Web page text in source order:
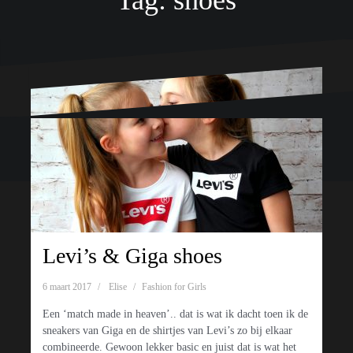
Levi’s & Giga shoes
6 maart 2017 Elise Fashion for Girls
Een ‘match made in heaven’.. dat is wat ik dacht toen ik de
sneakers van Giga en de shirtjes van Levi’s zo bij elkaar
combineerde. Gewoon lekker basic en juist dat is wat het
Ondersteund door WordPress |Thema: Oblique door Themeisle.